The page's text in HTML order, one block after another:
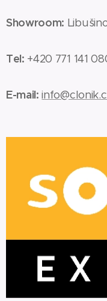
Showroom:
Tel: +420 771 141
E-mail: